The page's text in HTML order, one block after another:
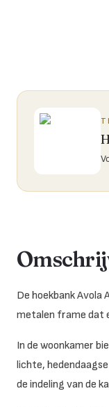
De hoekbank Avola
metalen frame dat
In de woonkamer
lichte,
de indeling van de